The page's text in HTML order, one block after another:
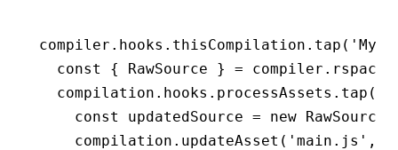
compiler . hooks . thisCompilation .tap (
  const
{ RawSource } = compiler . rspack
  compilation
. hooks . processAssets .tap (
    const
updatedSource = new RawSource
    compilation
.updateAsset ( 'main.js' ,